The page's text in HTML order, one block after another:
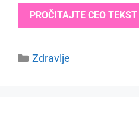
PROČITAJTE CEO TEKST
Categories
Zdravlje